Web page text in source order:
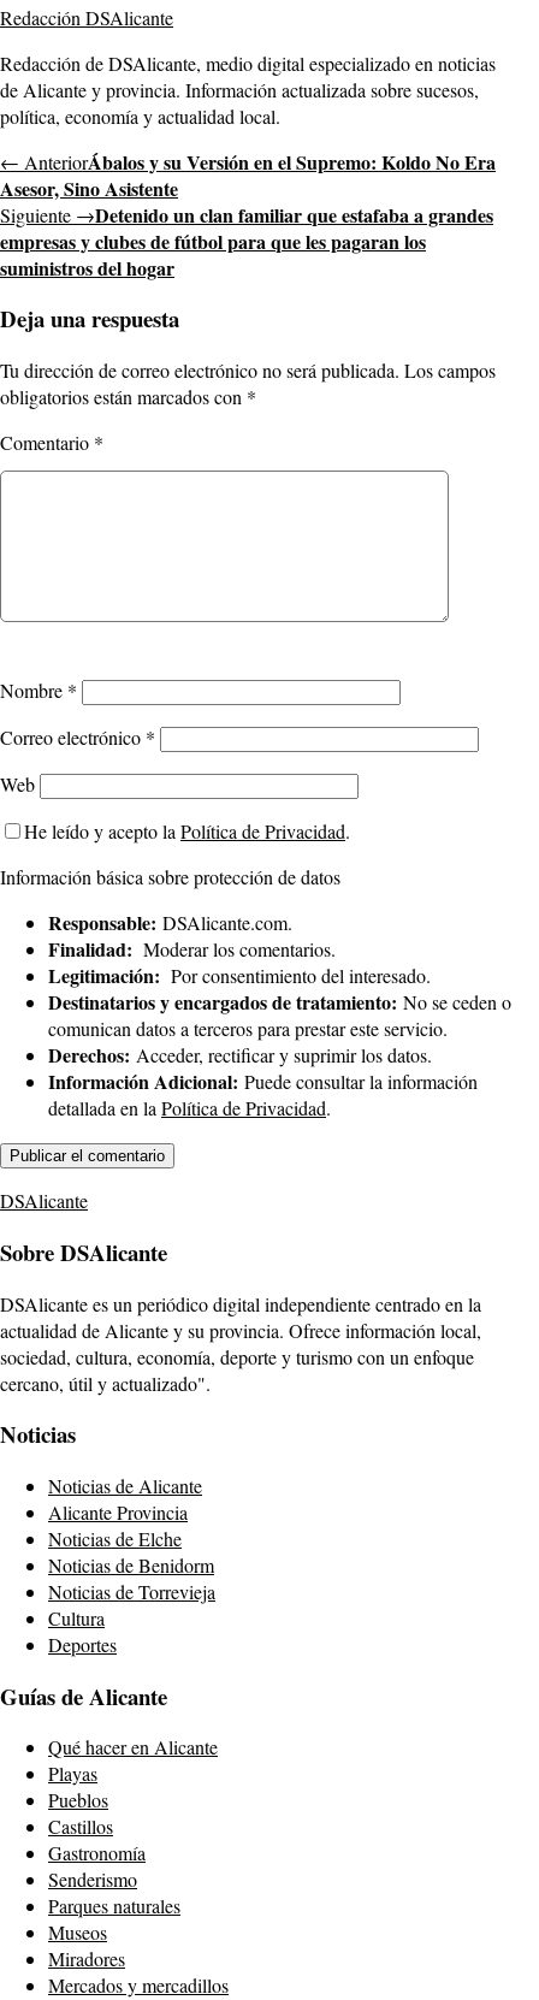
Redacción DSAlicante
Redacción de DSAlicante, medio digital especializado en noticias
de Alicante y provincia. Información actualizada sobre sucesos,
política, economía y actualidad local.
← AnteriorÁbalos y su Versión en el Supremo: Koldo No Era
Asesor, Sino Asistente
Siguiente →Detenido un clan familiar que estafaba a grandes
empresas y clubes de fútbol para que les pagaran los
suministros del hogar
Deja una respuesta
Tu dirección de correo electrónico no será publicada. Los campos
obligatorios están marcados con *
Comentario *
Nombre *
Correo electrónico *
Web
He leído y acepto la Política de Privacidad.
Información básica sobre protección de datos
Responsable: DSAlicante.com.
Finalidad: Moderar los comentarios.
Legitimación: Por consentimiento del interesado.
Destinatarios y encargados de tratamiento: No se ceden o
comunican datos a terceros para prestar este servicio.
Derechos: Acceder, rectificar y suprimir los datos.
Información Adicional: Puede consultar la información
detallada en la Política de Privacidad.
DSAlicante
Sobre DSAlicante
DSAlicante es un periódico digital independiente centrado en la
actualidad de Alicante y su provincia. Ofrece información local,
sociedad, cultura, economía, deporte y turismo con un enfoque
cercano, útil y actualizado".
Noticias
Noticias de Alicante
Alicante Provincia
Noticias de Elche
Noticias de Benidorm
Noticias de Torrevieja
Cultura
Deportes
Guías de Alicante
Qué hacer en Alicante
Playas
Pueblos
Castillos
Gastronomía
Senderismo
Parques naturales
Museos
Miradores
Mercados y mercadillos